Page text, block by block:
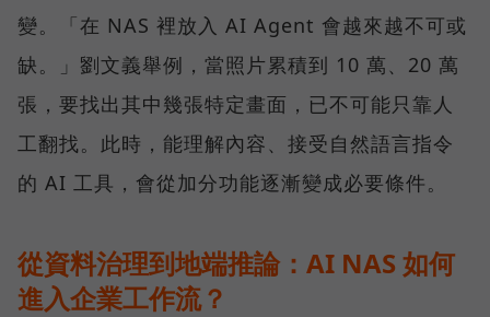
變。「在 NAS 裡放入 AI Agent 會越來越不可或
缺。」劉文義舉例，當照片累積到 10 萬、20 萬
張，要找出其中幾張特定畫面，已不可能只靠人
工翻找。此時，能理解內容、接受自然語言指令
的 AI 工具，會從加分功能逐漸變成必要條件。
從資料治理到地端推論：AI NAS 如何
進入企業工作流？